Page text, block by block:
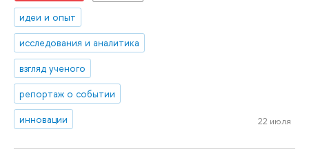
идеи и опыт
исследования и аналитика
взгляд ученого
репортаж о событии
инновации
22 июля